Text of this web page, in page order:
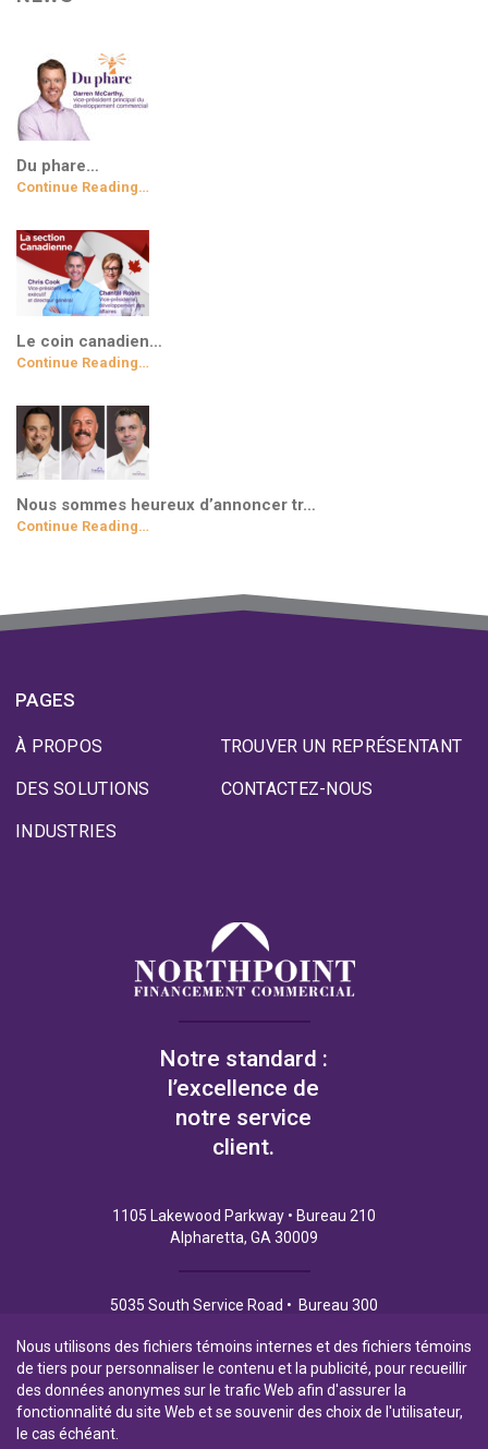
Du phare…
Continue Reading…
Le coin canadien…
Continue Reading…
Nous sommes heureux d’annoncer tr…
Continue Reading…
PAGES
À PROPOS
DES SOLUTIONS
INDUSTRIES
TROUVER UN REPRÉSENTANT
CONTACTEZ-NOUS
Notre standard :
l’excellence de
notre service
client.
1105 Lakewood Parkway • Bureau 210
Alpharetta, GA 30009
5035 South Service Road • Bureau 300
Politique de Confidentialité
Nous utilisons des fichiers témoins internes et des fichiers témoins
de tiers pour personnaliser le contenu et la publicité, pour recueillir
des données anonymes sur le trafic Web afin d'assurer la
fonctionnalité du site Web et se souvenir des choix de l'utilisateur,
le cas échéant.